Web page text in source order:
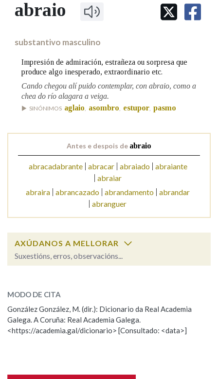
IDENTIDADE CORPORATIVA
MARCIAL DEL ADALID
FIGURAS HOMENAXEADAS
PRIMAVERA DAS LETRAS
PORTAL DAS PALABRAS
Facebook
TwitterYoutubeInstagram
Bluesky
BUSCAR NOS LEMAS
Remata por
Contén
BUSCAR NO CONTIDO
Nas definicións
Na fraseoloxía
Marcas gramaticais
abraio
substantivo masculino
Impresión de admiración, estrañeza ou sorpresa que
produce algo inesperado, extraordinario etc.
Cando chegou alí puido contemplar, con abraio, como a
chea do río alagara a veiga.
SINÓNIMOS aglaio asombro estupor pasmo
Antes e despois de abraio
abracadabrante abracar abraiado
abraiante
abraiar
abraira abrancazado abrandamento abrandar
abranguer
AXÚDANOS A MELLORAR
Suxestións, erros, observacións...
ESCOLLE UNHA OPCIÓN:
Observación Hai un erro na palabra
Propoño mellorar a definición
MODO DE CITA
González González, M. (dir.): Dicionario da Real Academia
Galega. A Coruña: Real Academia Galega.
<https://academia.gal/dicionario> [Consultado: <data>]